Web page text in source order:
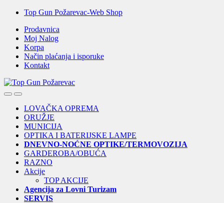
Skip
navigation
Skip
content
Top Gun Požarevac-Web Shop
Prodavnica
Moj Nalog
Korpa
Način plaćanja i isporuke
Kontakt
OpenClose
LOVAČKA OPREMA
ORUŽJE
MUNICIJA
OPTIKA I BATERIJSKE LAMPE
DNEVNO-NOĆNE OPTIKE/TERMOVOZIJA
GARDEROBA/OBUĆA
RAZNO
Akcije
TOP AKCIJE
Agencija za Lovni Turizam
SERVIS